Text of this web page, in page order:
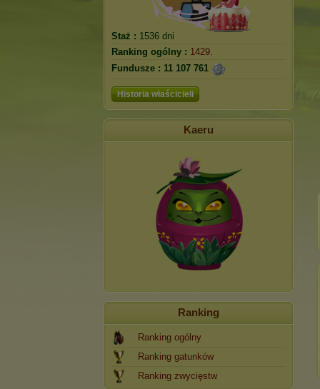
Staż : 1536 dni
Ranking ogólny : 1429.
Fundusze : 11 107 761
Historia właścicieli
Kaeru
Ranking
Ranking ogólny
Ranking gatunków
Ranking zwycięstw